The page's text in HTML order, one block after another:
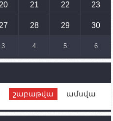
դիրքերի անձնակազմի
Ալեն
կայցելի Հայաստան
20 21 22 23
27 28 29 30
3 4 5 6
շաբաթվա ամսվա